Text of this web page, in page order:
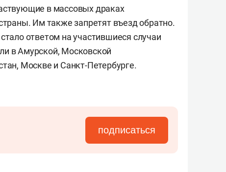
в массовых драках
Им также запретят въезд обратно.
ответом на участившиеся случаи
в Амурской, Московской
Москве и Санкт-Петербурге.
подписаться